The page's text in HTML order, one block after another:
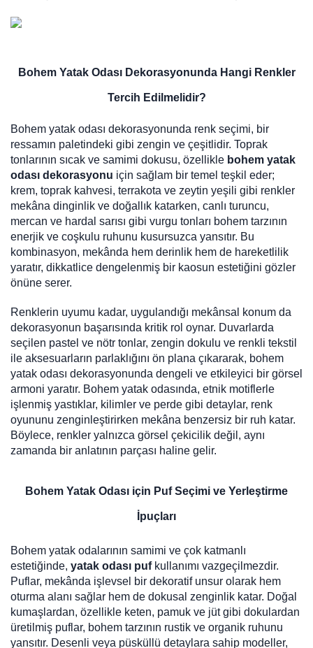
Bohem Yatak Odası Dekorasyonunda Hangi Renkler
Tercih Edilmelidir?
Bohem yatak odası dekorasyonunda renk seçimi, bir
ressamın paletindeki gibi zengin ve çeşitlidir. Toprak
tonlarının sıcak ve samimi dokusu, özellikle bohem yatak
odası dekorasyonu için sağlam bir temel teşkil eder;
krem, toprak kahvesi, terrakota ve zeytin yeşili gibi renkler
mekâna dinginlik ve doğallık katarken, canlı turuncu,
mercan ve hardal sarısı gibi vurgu tonları bohem tarzının
enerjik ve coşkulu ruhunu kusursuzca yansıtır. Bu
kombinasyon, mekânda hem derinlik hem de hareketlilik
yaratır, dikkatlice dengelenmiş bir kaosun estetiğini gözler
önüne serer.
Renklerin uyumu kadar, uygulandığı mekânsal konum da
dekorasyonun başarısında kritik rol oynar. Duvarlarda
seçilen pastel ve nötr tonlar, zengin dokulu ve renkli tekstil
ile aksesuarların parlaklığını ön plana çıkararak, bohem
yatak odası dekorasyonunda dengeli ve etkileyici bir görsel
armoni yaratır. Bohem yatak odasında, etnik motiflerle
işlenmiş yastıklar, kilimler ve perde gibi detaylar, renk
oyununu zenginleştirirken mekâna benzersiz bir ruh katar.
Böylece, renkler yalnızca görsel çekicilik değil, aynı
zamanda bir anlatının parçası haline gelir.
Bohem Yatak Odası için Puf Seçimi ve Yerleştirme
İpuçları
Bohem yatak odalarının samimi ve çok katmanlı
estetiğinde, yatak odası pufkullanımı vazgeçilmezdir.
Puflar, mekânda işlevsel bir dekoratif unsur olarak hem
oturma alanı sağlar hem de dokusal zenginlik katar. Doğal
kumaşlardan, özellikle keten, pamuk ve jüt gibi dokulardan
üretilmiş puflar, bohem tarzının rustik ve organik ruhunu
yansıtır. Desenli veya püsküllü detaylara sahip modeller,